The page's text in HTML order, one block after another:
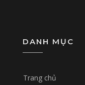
DANH MỤC
Trang chủ